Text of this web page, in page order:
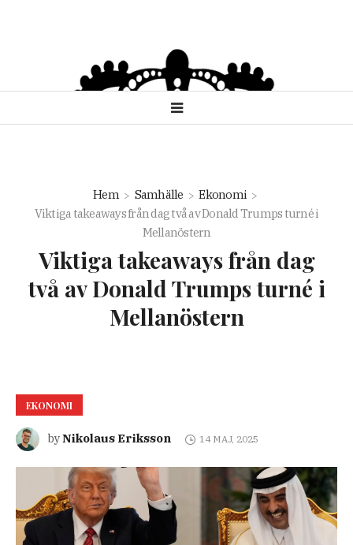
Hem Samhälle
Ekonomi
Viktiga takeaways från dag två av Donald Trumps turné i
Mellanöstern
Viktiga takeaways från dag
två av Donald Trumps turné i
Mellanöstern
EKONOMI
byNikolaus Eriksson 14 MAJ, 2025